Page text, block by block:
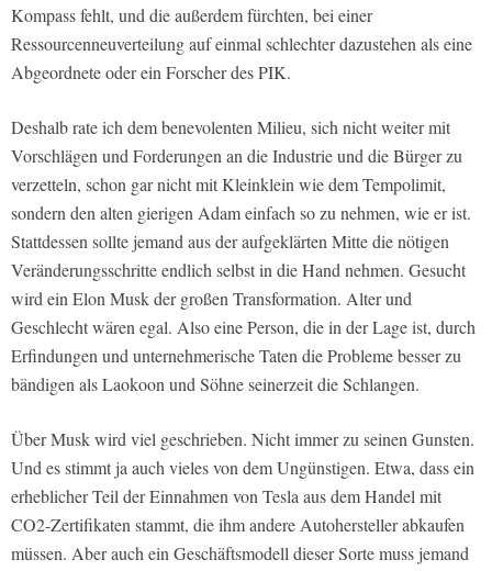
Kompass fehlt, und die außerdem fürchten, bei einer
Ressourcenneuverteilung auf einmal schlechter dazustehen als eine
Abgeordnete oder ein Forscher des PIK.
Deshalb rate ich dem benevolenten Milieu, sich nicht weiter mit
Vorschlägen und Forderungen an die Industrie und die Bürger zu
verzetteln, schon gar nicht mit Kleinklein wie dem Tempolimit,
sondern den alten gierigen Adam einfach so zu nehmen, wie er ist.
Stattdessen sollte jemand aus der aufgeklärten Mitte die nötigen
Veränderungsschritte endlich selbst in die Hand nehmen. Gesucht
wird ein Elon Musk der großen Transformation. Alter und
Geschlecht wären egal. Also eine Person, die in der Lage ist, durch
Erfindungen und unternehmerische Taten die Probleme besser zu
bändigen als Laokoon und Söhne seinerzeit die Schlangen.
Über Musk wird viel geschrieben. Nicht immer zu seinen Gunsten.
Und es stimmt ja auch vieles von dem Ungünstigen. Etwa, dass ein
erheblicher Teil der Einnahmen von Tesla aus dem Handel mit
CO2-Zertifikaten stammt, die ihm andere Autohersteller abkaufen
müssen. Aber auch ein Geschäftsmodell dieser Sorte muss jemand